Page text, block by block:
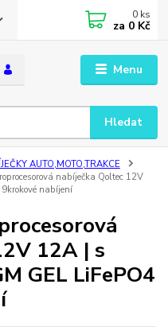
Menu
Hledat
0 ks
za 0 Kč
AUTO,MOTO,TRAKCE
nabíječka Qoltec 12V
nabíjení
12A | s
GEL LiFePO4